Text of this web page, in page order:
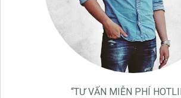
“TƯ VẤN MIỄN PHÍ